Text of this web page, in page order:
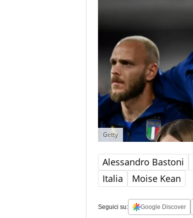
Getty
Alessandro Bastoni
Italia
Moise Kean
Seguici su: Google Discover